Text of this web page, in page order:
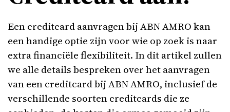
Een creditcard aanvragen bij ABN AMRO kan
een handige optie zijn voor wie op zoek is naar
extra financiële flexibiliteit. In dit artikel zullen
we alle details bespreken over het aanvragen
van een creditcard bij ABN AMRO, inclusief de
verschillende soorten creditcards die ze